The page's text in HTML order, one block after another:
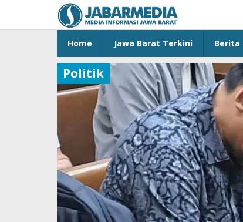
content
Home Jawa Barat Terkini Berita
Politik